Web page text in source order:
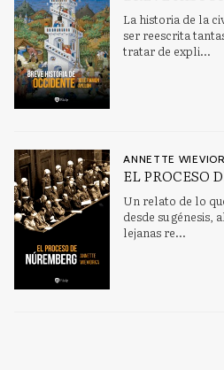
La historia de la
ser reescrita
tratar de expli...
ANNETTE
EL PROCESO
Un relato de lo
desde su génesis,
lejanas re...